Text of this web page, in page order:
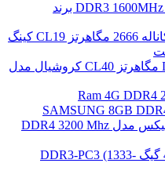
رم لپ تاپ DDR3 1600MHz 2GB PC3L برند
رم لپ تاپ DDR4 تک کاناله 2666 مگاهرتز CL19 کینگ
رم لپ تاپ DDR5 4800 مگاهرتز CL40 کروشیال مدل
رم لپ تاپ اس کی هاینیکس مدل DDR4 3200 Mhz
رم لپ تاپ دست دوم 4 گیگ DDR3-PC3 (1333-